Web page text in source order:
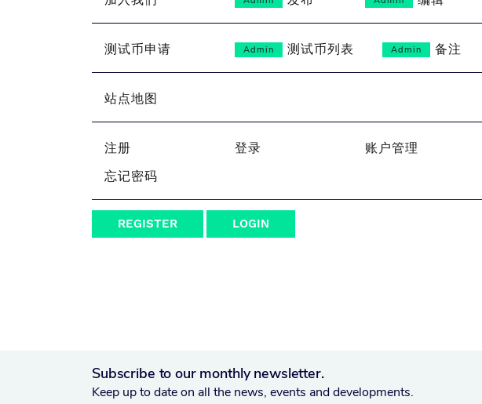
测试币申请 Admin 测试币列表 Admin 备注
站点地图
注册 登录 账户管理
忘记密码
REGISTER LOGIN
Subscribe to our monthly newsletter.
Keep up to date on all the news, events and developments.